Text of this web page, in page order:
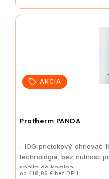
AKCIA
Protherm PANDA
od 418,86 € bez DPH
- IOG prietokový ohrievač
technológia, bez nutnosti
spalín do komína